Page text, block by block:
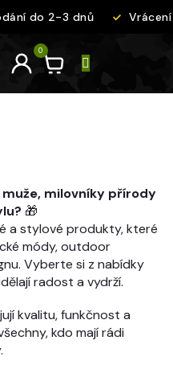
do 2-3 dnů Vrácení
milovníky přírody
🎁
a stylové produkty, které
módy, outdoor
Vyberte si z nabídky
radost a vydrží.
kvalitu, funkčnost a
kdo mají rádi